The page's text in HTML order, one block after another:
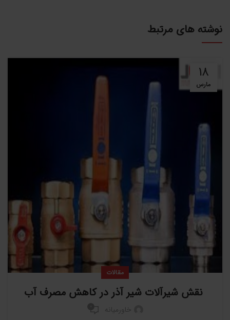
نوشته های مرتبط
18
مارس
مقالات
نقش شیرآلات شیر آذر در کاهش مصرف آب